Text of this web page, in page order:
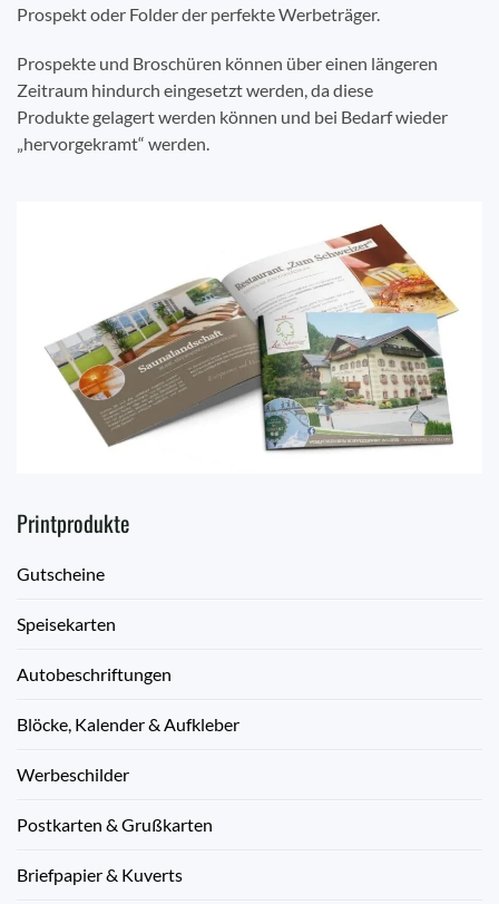
Prospekt oder Folder der perfekte Werbeträger.
Prospekte und Broschüren können über einen längeren
Zeitraum hindurch eingesetzt werden, da diese
Produkte gelagert werden können und bei Bedarf wieder
„hervorgekramt“ werden.
Printprodukte
Gutscheine
Speisekarten
Autobeschriftungen
Blöcke, Kalender & Aufkleber
Werbeschilder
Postkarten & Grußkarten
Briefpapier & Kuverts